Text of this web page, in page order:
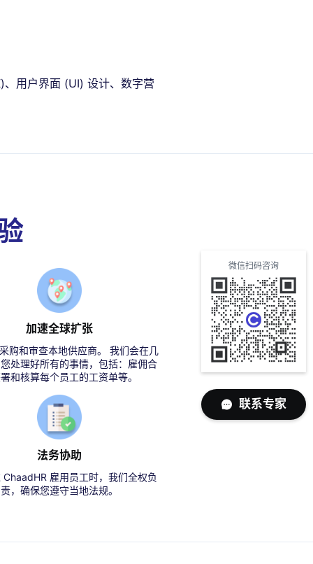
用户界面 (UI) 设计、数字营
加速全球扩张
购和审查本地供应商。 我们会在几
处理好所有的事情，包括：雇佣合
和核算每个员工的工资单等。
法务协助
ChaadHR 雇用员工时，我们全权负
责，确保您遵守当地法规。
微信扫码咨询
联系专家